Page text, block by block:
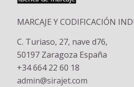
MARCAJE Y CODIFICACIÓN
C. Turiaso, 27, nave d76,
50197 Zaragoza España
+34 664 22 60 18
admin@sirajet.com